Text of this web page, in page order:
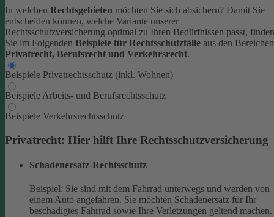
In welchen Rechtsgebieten möchten Sie sich absichern? Damit Sie
entscheiden können, welche Variante unserer
Rechtsschutzversicherung optimal zu Ihren Bedürfnissen passt, finden
Sie im Folgenden Beispiele für Rechtsschutzfälle aus den Bereichen
Privatrecht, Berufsrecht und Verkehrsrecht.
Beispiele Privatrechtsschutz (inkl. Wohnen)
Beispiele Arbeits- und Berufsrechtsschutz
Beispiele Verkehrsrechtsschutz
Privatrecht: Hier hilft Ihre Rechtsschutzversicherung
Schadenersatz-Rechtsschutz
Beispiel: Sie sind mit dem Fahrrad unterwegs und werden von
einem Auto angefahren. Sie möchten Schadenersatz für Ihr
beschädigtes Fahrrad sowie Ihre Verletzungen geltend machen.